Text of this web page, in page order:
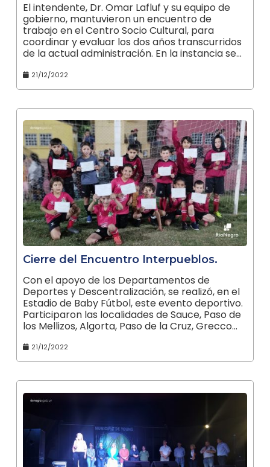
El intendente, Dr. Omar Lafluf y su equipo de
gobierno, mantuvieron un encuentro de
trabajo en el Centro Socio Cultural, para
coordinar y evaluar los dos años transcurridos
de la actual administración. En la instancia se…
21/12/2022
Cierre del Encuentro Interpueblos.
Con el apoyo de los Departamentos de
Deportes y Descentralización, se realizó, en el
Estadio de Baby Fútbol, este evento deportivo.
Participaron las localidades de Sauce, Paso de
los Mellizos, Algorta, Paso de la Cruz, Grecco…
21/12/2022